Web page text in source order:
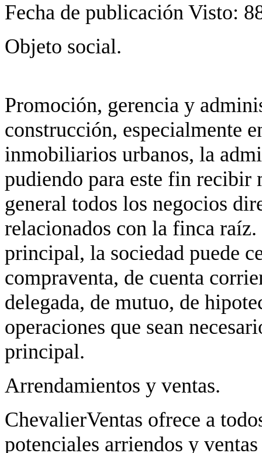
Fecha de publicación Visto:
Objeto social.
Promoción, gerencia y
construcción, especialmente
inmobiliarios urbanos, la
pudiendo para este fin recibir
general todos los negocios
relacionados con la finca
principal, la sociedad puede
compraventa, de cuenta
delegada, de mutuo, de
operaciones que sean
principal.
Arrendamientos y ventas.
ChevalierVentas ofrece a
potenciales arriendos y